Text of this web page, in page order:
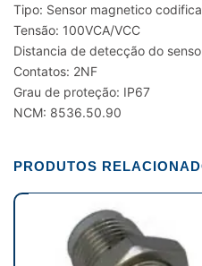
Tipo: Sensor magnetico
Tensão: 100VCA/VCC
Distancia de detecção do
Contatos: 2NF
Grau de proteção: IP67
NCM: 8536.50.90
PRODUTOS